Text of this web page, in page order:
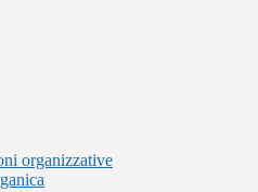
organizzative